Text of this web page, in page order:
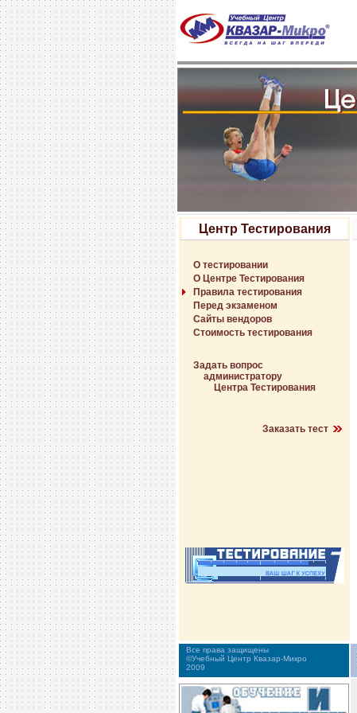
Центр Тестирования
О тестировании
О Центре Тестирования
Правила тестирования
Перед экзаменом
Сайты вендоров
Стоимость тестирования
Задать вопрос
администратору
Центра Тестирования
Заказать тест
Все права защищены
©Учебный Центр Квазар-Микро
2009